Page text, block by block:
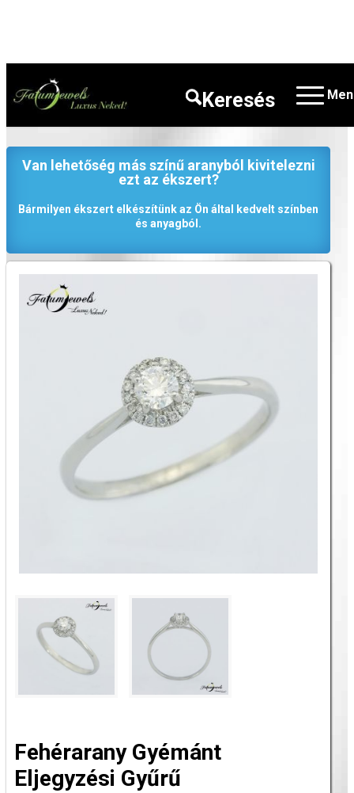
Keresés
Ön itt áll:
Arany gyűrű / Fehérarany Gyémánt Eljegyzési Gyűrű
Van lehetőség más színű aranyból kivitelezni
ezt az ékszert?
Bármilyen ékszert elkészítünk az Ön által kedvelt színben
és anyagból.
Fehérarany Gyémánt
Eljegyzési Gyűrű